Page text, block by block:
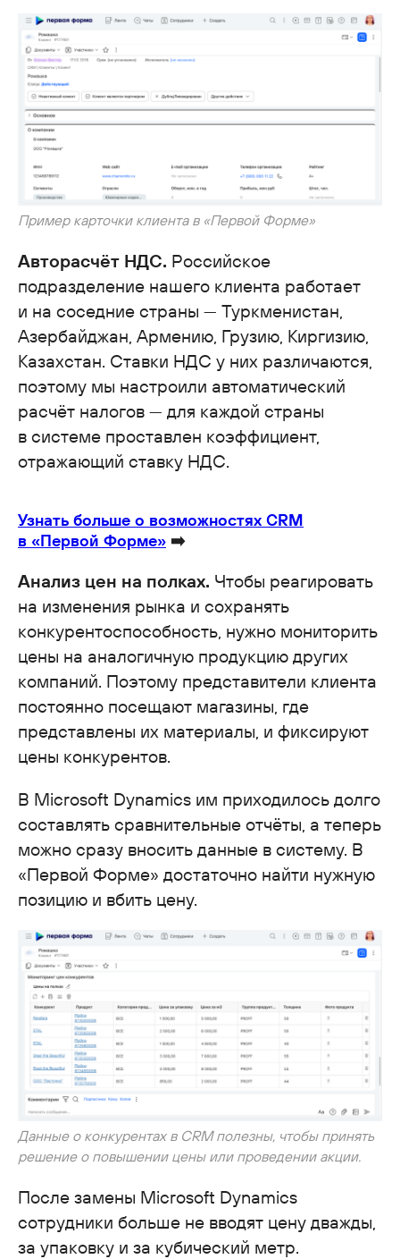
Пример карточки клиента в «Первой Форме»
Авторасчёт НДС. Российское
подразделение нашего клиента работает
и на соседние страны — Туркменистан,
Азербайджан, Армению, Грузию, Киргизию,
Казахстан. Ставки НДС у них различаются,
поэтому мы настроили автоматический
расчёт налогов — для каждой страны
в системе проставлен коэффициент,
отражающий ставку НДС.
Узнать больше о возможностях CRM
в «Первой Форме» ➡️
Анализ цен на полках. Чтобы реагировать
на изменения рынка и сохранять
конкурентоспособность, нужно мониторить
цены на аналогичную продукцию других
компаний. Поэтому представители клиента
постоянно посещают магазины, где
представлены их материалы, и фиксируют
цены конкурентов.
В Microsoft Dynamics им приходилось долго
составлять сравнительные отчёты, а теперь
можно сразу вносить данные в систему. В
«Первой Форме» достаточно найти нужную
позицию и вбить цену.
Данные о конкурентах в CRM полезны, чтобы принять
решение о повышении цены или проведении акции.
После замены Microsoft Dynamics
сотрудники больше не вводят цену дважды,
за упаковку и за кубический метр.